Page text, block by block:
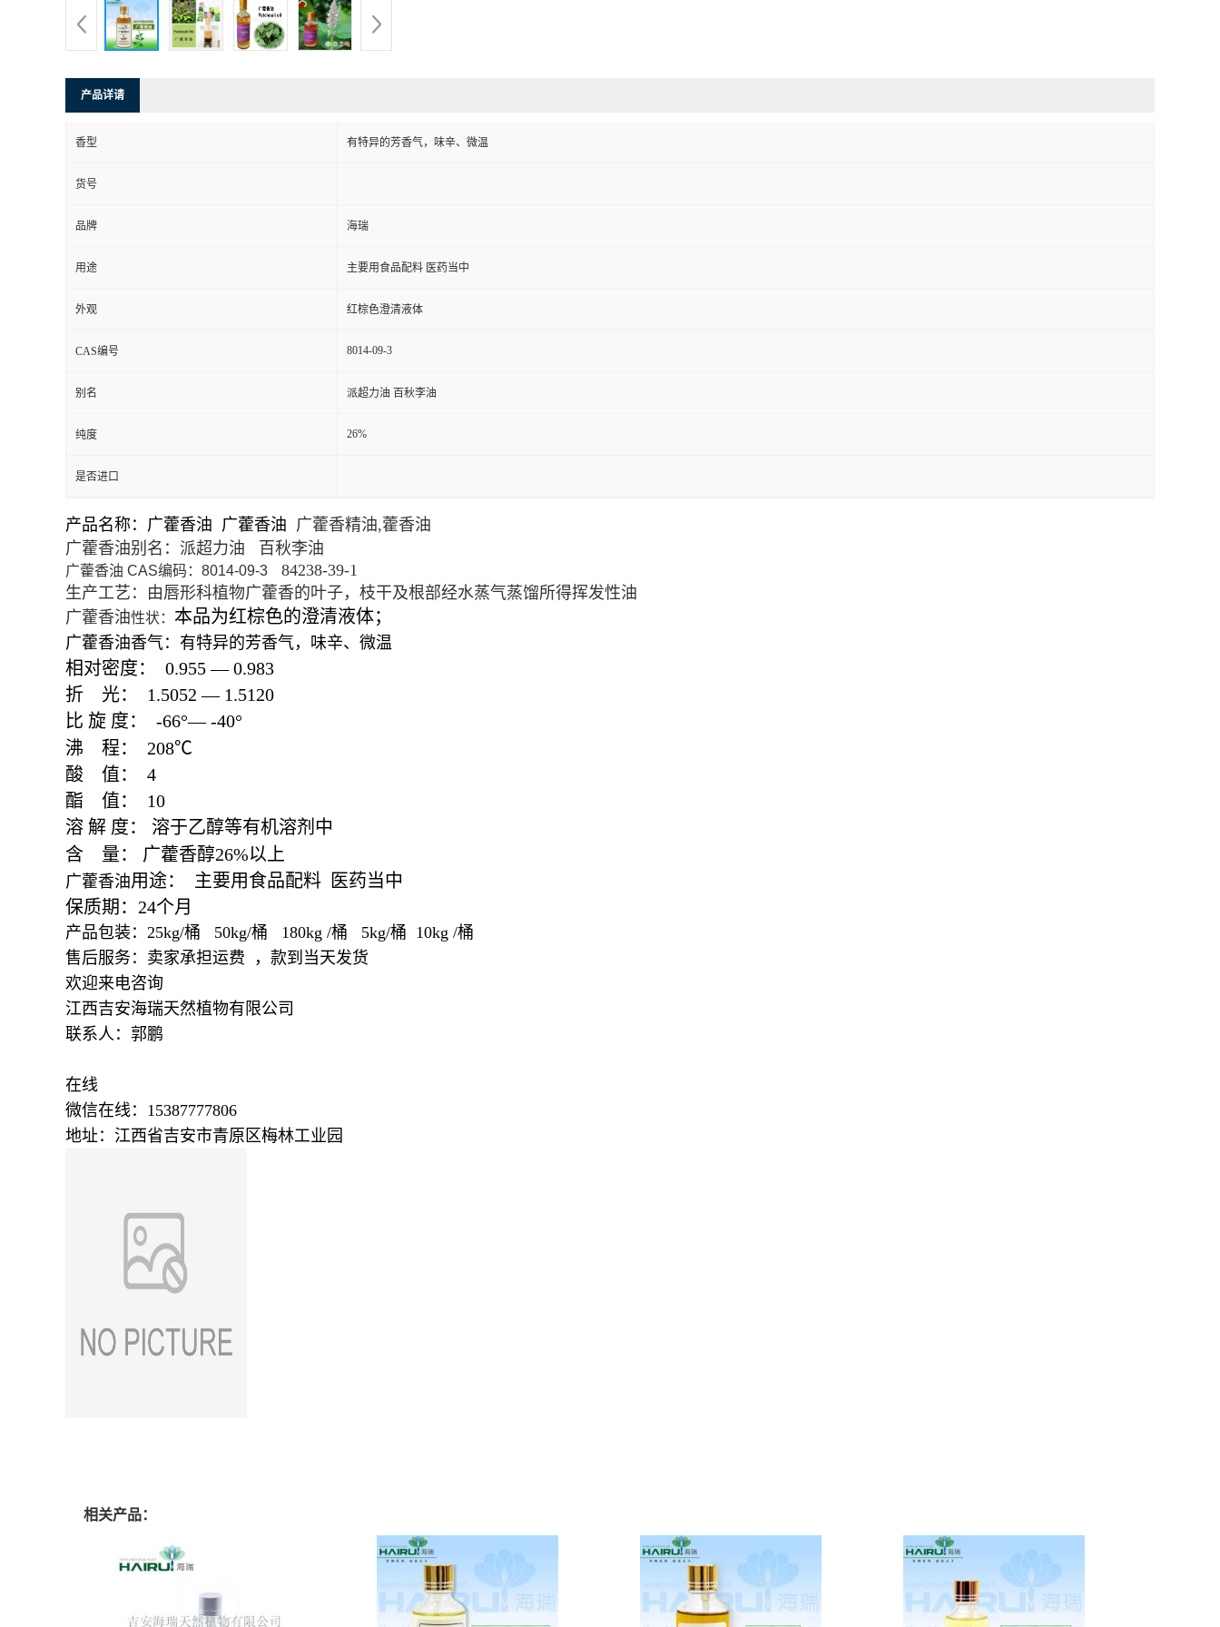
产品详请
香型 有特异的芳香气，味辛、微温
货号
品牌 海瑞
用途 主要用食品配料 医药当中
外观 红棕色澄清液体
CAS编号 8014-09-3
别名 派超力油 百秋李油
纯度 26%
是否进口
产品名称：广藿香油 广藿香油 广藿香精油,藿香油
广藿香油别名：派超力油 百秋李油
广藿香油 CAS编码：8014-09-3 84238-39-1
生产工艺：由唇形科植物广藿香的叶子，枝干及根部经水蒸气蒸馏所得挥发性油
广藿香油性状： 本品为红棕色的澄清液体；
广藿香油香气：有特异的芳香气，味辛、微温
相对密度： 0.955—0.983
折
光： 1.5052—1.5120
比 旋 度： -66°—-40°
沸
程： 208℃
酸
值：
4
酯
值：
10
溶 解 度：
溶于乙醇等有机溶剂中
含
量： 广藿香醇26%以上
广藿香油用途： 主要用食品配料 医药当中
保质期：24个月
产品包装：25kg/桶 50kg/桶 180kg /桶 5kg/桶 10kg /桶
售后服务：卖家承担运费 ，款到当天发货
欢迎来电咨询
江西吉安海瑞天然植物有限公司
联系人：郭鹏
在线
微信在线：15387777806
地址：江西省吉安市青原区梅林工业园
相关产品：